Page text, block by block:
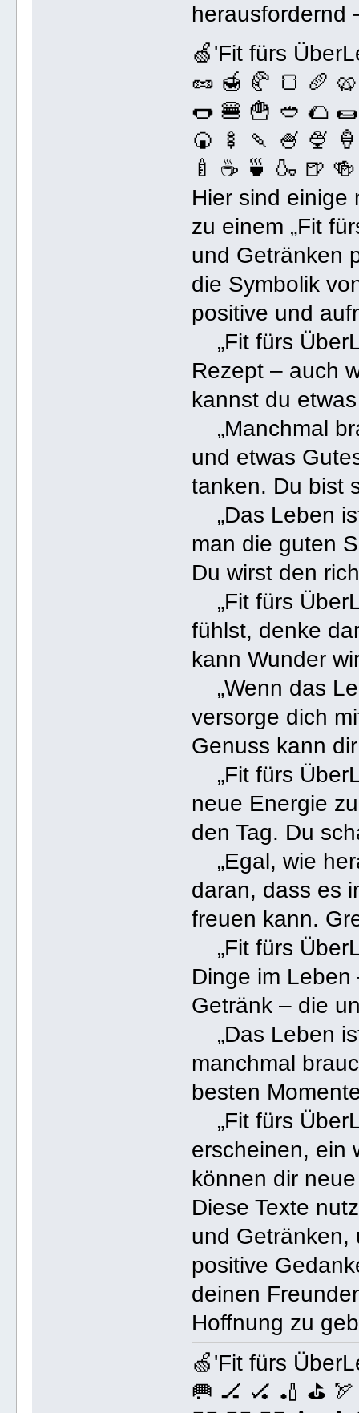
herausfordernd
🍏'Fit fürs
🥜 🍯 🥐 🍞 🥖
🌭 🍔 🍟 🥙 🌮
🍘 🍢 🍡 🍧 🍨
🍼 ☕️ 🍵 🍶 🍺
Hier sind einige
zu einem „Fit
und Getränken
die Symbolik
positive und
„Fit fürs
Rezept – auch
kannst du
„Manchmal
und etwas
tanken. Du bist
„Das Leben
man die guten
Du wirst den
„Fit fürs
fühlst, denke
kann Wunder
„Wenn das
versorge dich
Genuss kann
„Fit fürs
neue Energie
den Tag. Du
„Egal, wie
daran, dass es
freuen kann.
„Fit fürs
Dinge im
Getränk – die
„Das Leben
manchmal
besten
„Fit fürs
erscheinen, ein
können dir
Diese Texte
und Getränken,
positive
deinen
Hoffnung zu
🍏'Fit fürs
🥅 🏒 🏑 🏏 ⛳️